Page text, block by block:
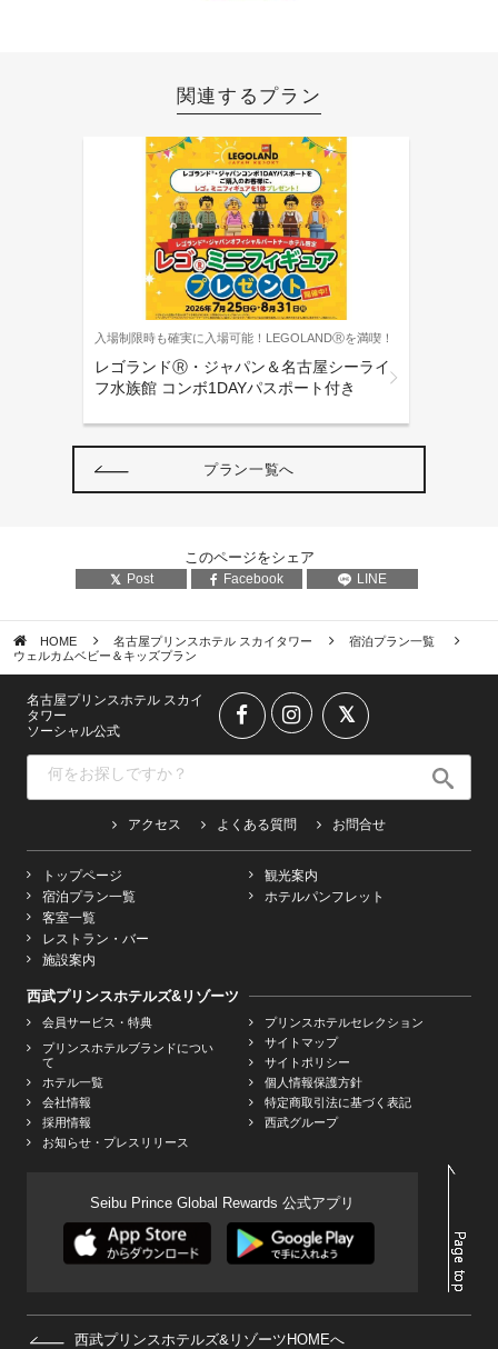
関連するプラン
入場制限時も確実に入場可能！LEGOLANDⓇを満喫！
レゴランドⓇ・ジャパン＆名古屋シーライ
フ水族館 コンボ1DAYパスポート付き
プラン一覧へ
このページをシェア
Post Facebook LINE
HOME 名古屋プリンスホテル スカイタワー
宿泊プラン一覧
ウェルカムベビー＆キッズプラン
名古屋プリンスホテル スカイ
タワー
ソーシャル公式
アクセス よくある質問 お問合せ
トップページ
宿泊プラン一覧
客室一覧
レストラン・バー
施設案内
観光案内
ホテルパンフレット
西武プリンスホテルズ&リゾーツ
会員サービス・特典
プリンスホテルブランドについ
て
ホテル一覧
会社情報
採用情報
お知らせ・プレスリリース
プリンスホテルセレクション
サイトマップ
サイトポリシー
個人情報保護方針
特定商取引法に基づく表記
西武グループ
Seibu Prince Global Rewards 公式アプリ
西武プリンスホテルズ&リゾーツHOMEへ